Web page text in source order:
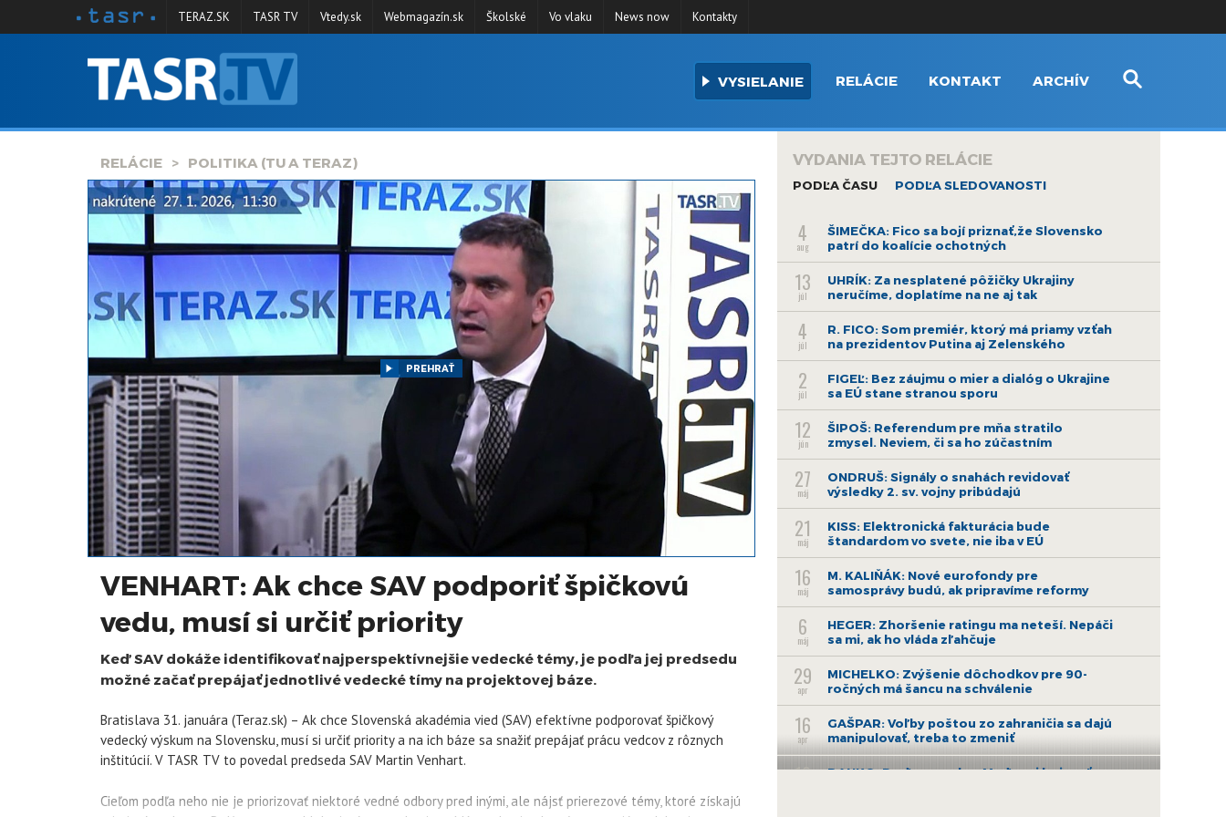
SPRAVODAJSTVO
KONTAKT
TERAZ.SK TASR TV Vtedy.sk Webmagazín.sk Školské Vo vlaku News now Kontakty
VYSIELANIE RELÁCIE KONTAKT ARCHÍV
RELÁCIE POLITIKA (TU A TERAZ)
PREHRAŤ
VENHART: Ak chce SAV podporiť špičkovú
vedu, musí si určiť priority
Keď SAV dokáže identifikovať najperspektívnejšie vedecké témy, je podľa jej predsedu
možné začať prepájať jednotlivé vedecké tímy na projektovej báze.
Bratislava 31. januára (Teraz.sk) – Ak chce Slovenská akadémia vied (SAV) efektívne podporovať špičkový
vedecký výskum na Slovensku, musí si určiť priority a na ich báze sa snažiť prepájať prácu vedcov z rôznych
inštitúcií. V TASR TV to povedal predseda SAV Martin Venhart.
Cieľom podľa neho nie je priorizovať niektoré vedné odbory pred inými, ale nájsť prierezové témy, ktoré získajú
VYDANIA TEJTO RELÁCIE
PODĽA ČASU PODĽA SLEDOVANOSTI
4
aug
ŠIMEČKA: Fico sa bojí priznať,že Slovensko
patrí do koalície ochotných
13
júl
UHRÍK: Za nesplatené pôžičky Ukrajiny
neručíme, doplatíme na ne aj tak
4
júl
R. FICO: Som premiér, ktorý má priamy vzťah
na prezidentov Putina aj Zelenského
2
júl
FIGEĽ: Bez záujmu o mier a dialóg o Ukrajine
sa EÚ stane stranou sporu
12
jún
ŠIPOŠ: Referendum pre mňa stratilo
zmysel. Neviem, či sa ho zúčastním
27
máj
ONDRUŠ: Signály o snahách revidovať
výsledky 2. sv. vojny pribúdajú
21
máj
KISS: Elektronická fakturácia bude
štandardom vo svete, nie iba v EÚ
16
máj
M. KALIŇÁK: Nové eurofondy pre
samosprávy budú, ak pripravíme reformy
6
máj
HEGER: Zhoršenie ratingu ma neteší. Nepáči
sa mi, ak ho vláda zľahčuje
29
apr
MICHELKO: Zvýšenie dôchodkov pre 90-
ročných má šancu na schválenie
16
apr
GAŠPAR: Voľby poštou zo zahraničia sa dajú
manipulovať, treba to zmeniť
10
DANKO: Poďme spolu s Maďarmi bojovať za